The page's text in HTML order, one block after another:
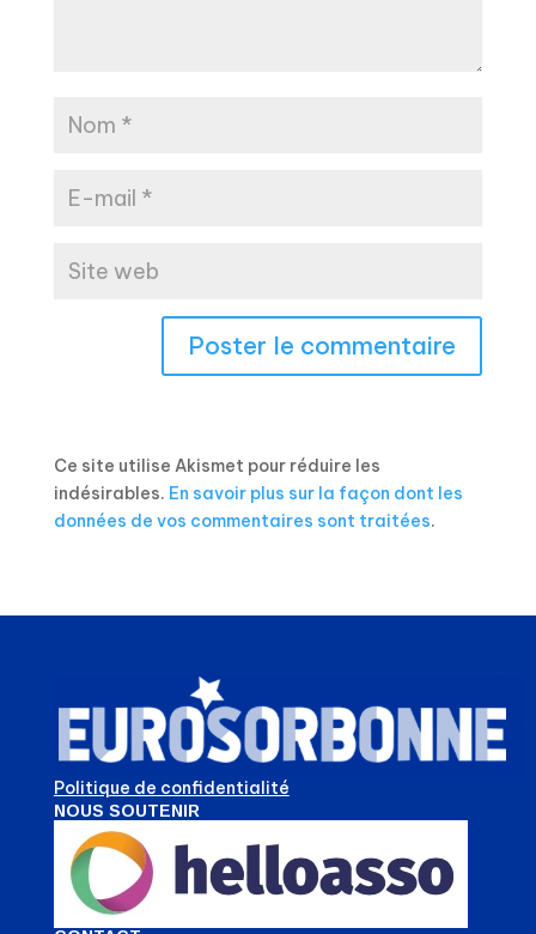
Ce site utilise Akismet pour réduire les
indésirables. En savoir plus sur la façon dont les
données de vos commentaires sont traitées.
Politique de confidentialité
NOUS SOUTENIR